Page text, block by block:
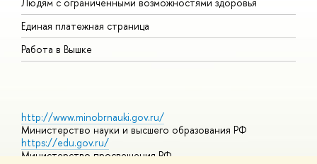
Единая платежная страница
Работа в Вышке
http://www.minobrnauki.gov.ru/
Министерство науки и высшего образования РФ
https://edu.gov.ru/
Министерство просвещения РФ